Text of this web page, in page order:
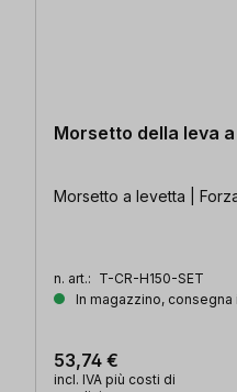
Morsetto della leva
Morsetto a levetta |
n. art.: T-CR-H150-SET
In magazzino, consegna
53,74 €
incl. IVA più costi di